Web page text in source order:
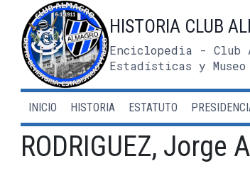
contenido
HISTORIA CLUB
Enciclopedia - Club
Estadísticas y Museo
INICIO HISTORIA ESTATUTO
RODRIGUEZ, Jorge